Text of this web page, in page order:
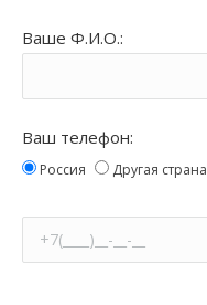
Ваше Ф.И.О.:
Ваш телефон:
Россия Другая страна